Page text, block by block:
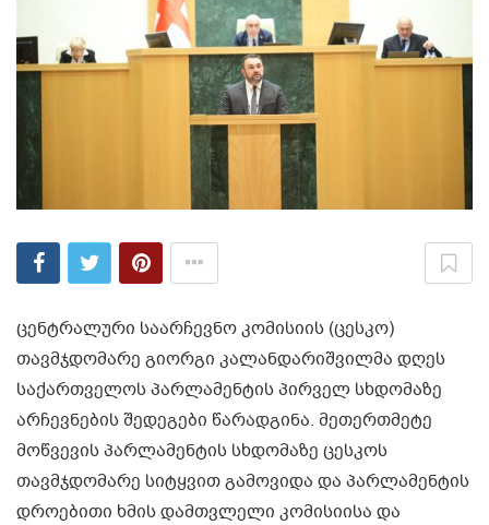
ცენტრალური საარჩევნო კომისიის (ცესკო)
თავმჯდომარე გიორგი კალანდარიშვილმა დღეს
საქართველოს პარლამენტის პირველ სხდომაზე
არჩევნების შედეგები წარადგინა. მეთერთმეტე
მოწვევის პარლამენტის სხდომაზე ცესკოს
თავმჯდომარე სიტყვით გამოვიდა და პარლამენტის
დროებითი ხმის დამთვლელი კომისიისა და